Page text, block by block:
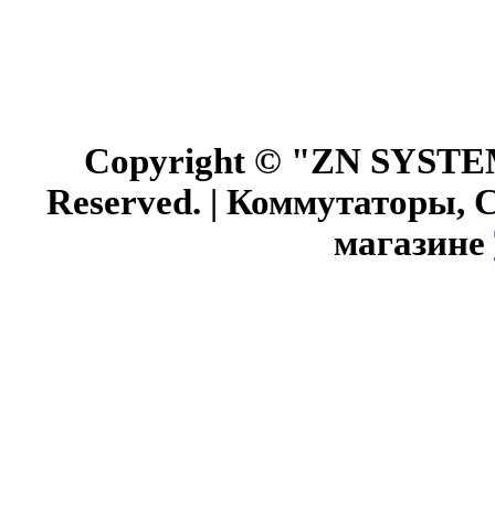
Copyright © "ZN
Reserved. | Коммутаторы,
магазине